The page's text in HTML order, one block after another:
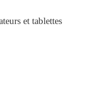
et tablettes